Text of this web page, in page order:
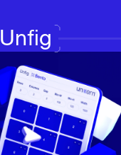
Unfig